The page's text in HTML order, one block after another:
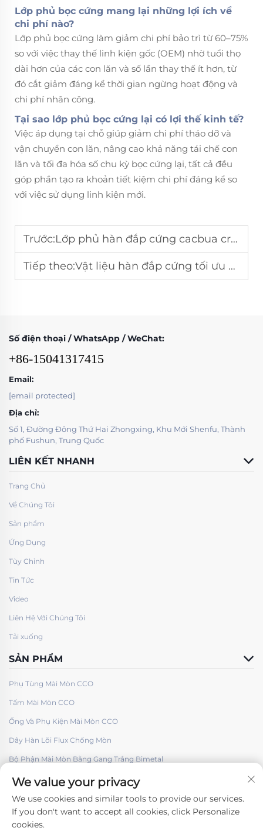
Lớp phủ bọc cứng mang lại những lợi ích về
chi phí nào?
Lớp phủ bọc cứng làm giảm chi phí bảo trì từ 60–75%
so với việc thay thế linh kiện gốc (OEM) nhờ tuổi thọ
dài hơn của các con lăn và số lần thay thế ít hơn, từ
đó cắt giảm đáng kể thời gian ngừng hoạt động và
chi phí nhân công.
Tại sao lớp phủ bọc cứng lại có lợi thế kinh tế?
Việc áp dụng tại chỗ giúp giảm chi phí tháo dỡ và
vận chuyển con lăn, nâng cao khả năng tái chế con
lăn và tối đa hóa số chu kỳ bọc cứng lại, tất cả đều
góp phần tạo ra khoản tiết kiệm chi phí đáng kể so
với việc sử dụng linh kiện mới.
Trước:Lớp phủ hàn đắp cứng cacbua crôm trên con lăn máy nghiền: Giải thích các ưu điểm về hiệu suất
Tiếp theo:Vật liệu hàn đắp cứng tối ưu cho các sao phá vỡ quặng viên trong ứng dụng nhiệt độ cao
Số điện thoại / WhatsApp / WeChat:
+86-15041317415
Email:
[email protected]
Địa chỉ:
Số 1, Đường Đông Thứ Hai Zhongxing, Khu Mới Shenfu, Thành
phố Fushun, Trung Quốc
LIÊN KẾT NHANH
Trang Chủ
Về Chúng Tôi
Sản phẩm
Ứng Dụng
Tùy Chỉnh
Tin Tức
Video
Liên Hệ Với Chúng Tôi
Tải xuống
SẢN PHẨM
Phụ Tùng Mài Mòn CCO
Tấm Mài Mòn CCO
Ống Và Phụ Kiện Mài Mòn CCO
Dây Hàn Lõi Flux Chống Mòn
Bộ Phận Mài Mòn Bằng Gang Trắng Bimetal
We value your privacy
We use cookies and similar tools to provide our services.
If you don't want to accept all cookies, click Personalize
cookies.